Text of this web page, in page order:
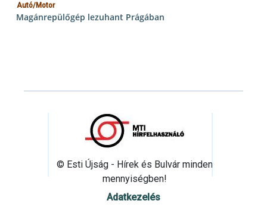
Autó/Motor
Magánrepülőgép lezuhant Prágában
© Esti Újság - Hírek és Bulvár minden
mennyiségben!
Adatkezelés